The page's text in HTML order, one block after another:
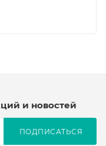
и новостей
ПОДПИСАТЬСЯ